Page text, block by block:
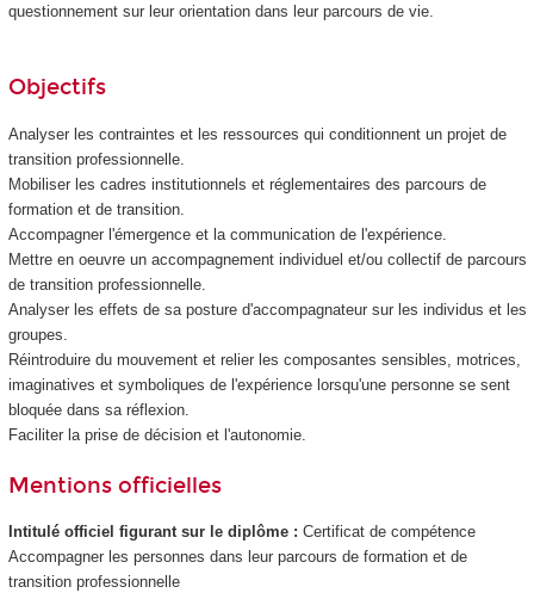
questionnement sur leur orientation dans leur parcours de vie.
Objectifs
Analyser les contraintes et les ressources qui conditionnent un projet de
transition professionnelle.
Mobiliser les cadres institutionnels et réglementaires des parcours de
formation et de transition.
Accompagner l'émergence et la communication de l'expérience.
Mettre en oeuvre un accompagnement individuel et/ou collectif de parcours
de transition professionnelle.
Analyser les effets de sa posture d'accompagnateur sur les individus et les
groupes.
Réintroduire du mouvement et relier les composantes sensibles, motrices,
imaginatives et symboliques de l'expérience lorsqu'une personne se sent
bloquée dans sa réflexion.
Faciliter la prise de décision et l'autonomie.
Mentions officielles
Intitulé officiel figurant sur le diplôme : Certificat de compétence
Accompagner les personnes dans leur parcours de formation et de
transition professionnelle